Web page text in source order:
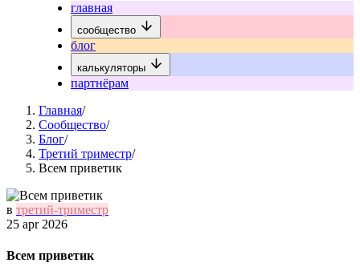
главная
сообщество
блог
калькуляторы
партнёрам
Главная/
Сообщество/
Блог/
Третий триместр/
Всем приветик
в третий-триместр
25 apr 2026
Всем приветик